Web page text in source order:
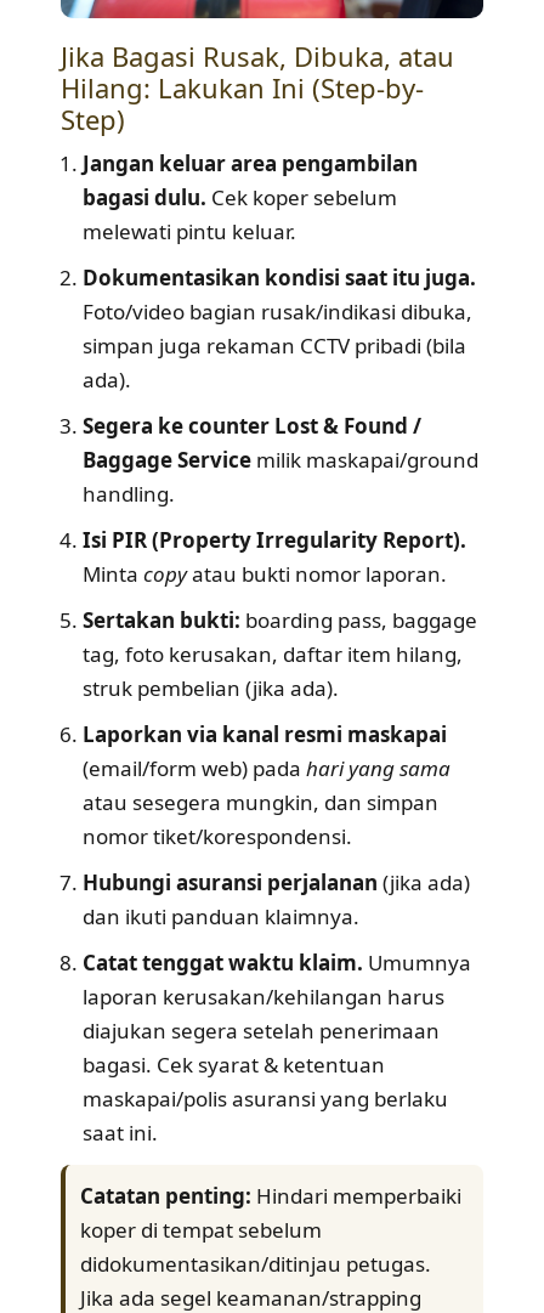
Jika Bagasi Rusak, Dibuka, atau
Hilang: Lakukan Ini (Step-by-
Step)
Jangan keluar area pengambilan
bagasi dulu. Cek koper sebelum
melewati pintu keluar.
Dokumentasikan kondisi saat itu juga.
Foto/video bagian rusak/indikasi dibuka,
simpan juga rekaman CCTV pribadi (bila
ada).
Segera ke counter Lost & Found /
Baggage Service milik maskapai/ground
handling.
Isi PIR (Property Irregularity Report).
Minta copyatau bukti nomor laporan.
Sertakan bukti: boarding pass, baggage
tag, foto kerusakan, daftar item hilang,
struk pembelian (jika ada).
Laporkan via kanal resmi maskapai
(email/form web) pada hari yang sama
atau sesegera mungkin, dan simpan
nomor tiket/korespondensi.
Hubungi asuransi perjalanan (jika ada)
dan ikuti panduan klaimnya.
Catat tenggat waktu klaim. Umumnya
laporan kerusakan/kehilangan harus
diajukan segera setelah penerimaan
bagasi. Cek syarat & ketentuan
maskapai/polis asuransi yang berlaku
saat ini.
Catatan penting: Hindari memperbaiki
koper di tempat sebelum
didokumentasikan/ditinjau petugas.
Jika ada segel keamanan/strapping